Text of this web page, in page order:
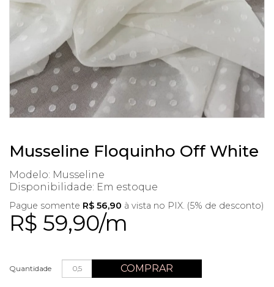
Musseline Floquinho Off White
Modelo: Musseline
Disponibilidade: Em estoque
R$ 59,90/m
Pague somente R$ 56,90 à vista no PIX. (5% de desconto)
Quantidade COMPRAR